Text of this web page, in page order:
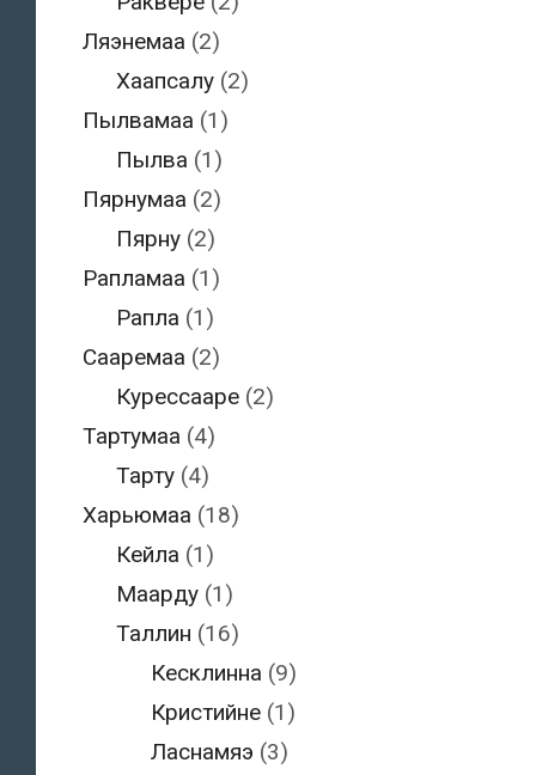
Ляэнемаа (2)
Хаапсалу (2)
Пылвамаа (1)
Пылва (1)
Пярнумаа (2)
Пярну (2)
Рапламаа (1)
Рапла (1)
Сааремаа (2)
Курессааре (2)
Тартумаа (4)
Тарту (4)
Харьюмаа (18)
Кейла (1)
Маарду (1)
Таллин (16)
Кесклинна (9)
Кристийне(1)
Ласнамяэ (3)